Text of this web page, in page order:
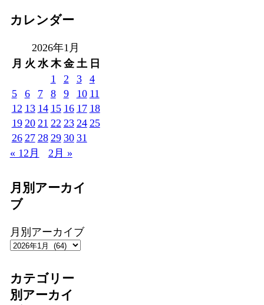
カレンダー
2026年1月
月 火 水 木 金 土 日
1
2 3
4
5
6 7 8 9 10 11
12 13 14 15 16 17 18
19 20 21 22 23 24 25
26 27 28 29 30 31
« 12月
2月 »
月別アーカイ
ブ
月別アーカイブ
カテゴリー
別アーカイ